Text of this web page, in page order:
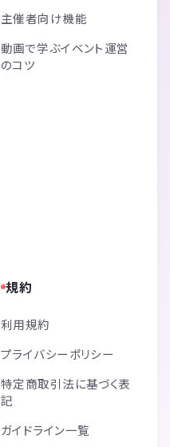
主催者向け機能
動画で学ぶイベント運営
のコツ
規約
利用規約
プライバシーポリシー
特定商取引法に基づく表
記
ガイドライン一覧